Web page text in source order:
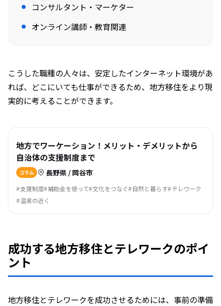
コンサルタント・マーケター
オンライン講師・教育関連
こうした職種の人々は、安定したインターネット環境があ
れば、どこにいても仕事ができるため、地方移住をより現
実的に考えることができます。
地方でワーケーション！メリット・デメリットから
自治体の支援制度まで
コラム 長野県 / 岡谷市
支援制度 補助金を使って 文化をつなぐ 自然と暮らす テレワーク
温泉の近く
成功する地方移住とテレワークのポイ
ント
地方移住とテレワークを成功させるためには、事前の準備